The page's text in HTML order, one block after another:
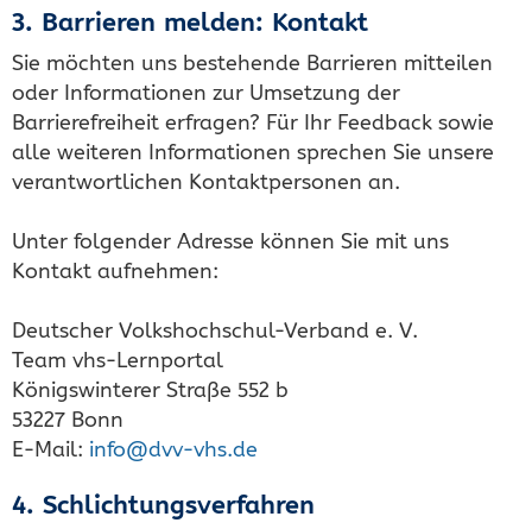
3. Barrieren melden: Kontakt
Sie möchten uns bestehende Barrieren mitteilen
oder Informationen zur Umsetzung der
Barrierefreiheit erfragen? Für Ihr Feedback sowie
alle weiteren Informationen sprechen Sie unsere
verantwortlichen Kontaktpersonen an.
Unter folgender Adresse können Sie mit uns
Kontakt aufnehmen:
Deutscher Volkshochschul-Verband e. V.
Team vhs-Lernportal
Königswinterer Straße 552 b
53227 Bonn
E-Mail: info@dvv-vhs.de
4. Schlichtungsverfahren